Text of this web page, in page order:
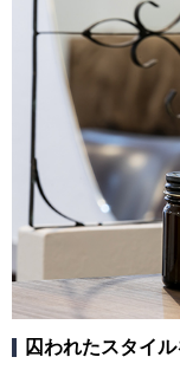
囚われたスタイ